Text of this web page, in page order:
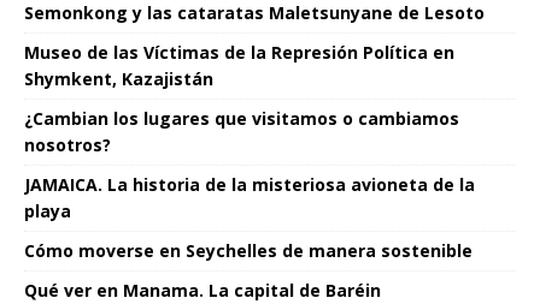
Semonkong y las cataratas Maletsunyane de Lesoto
Museo de las Víctimas de la Represión Política en
Shymkent, Kazajistán
¿Cambian los lugares que visitamos o cambiamos
nosotros?
JAMAICA. La historia de la misteriosa avioneta de la
playa
Cómo moverse en Seychelles de manera sostenible
Qué ver en Manama. La capital de Baréin